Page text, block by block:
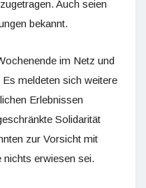
Auch seien
bekannt.
im Netz und
meldeten sich weitere
Erlebnissen
Solidarität
zur Vorsicht mit
erwiesen sei.